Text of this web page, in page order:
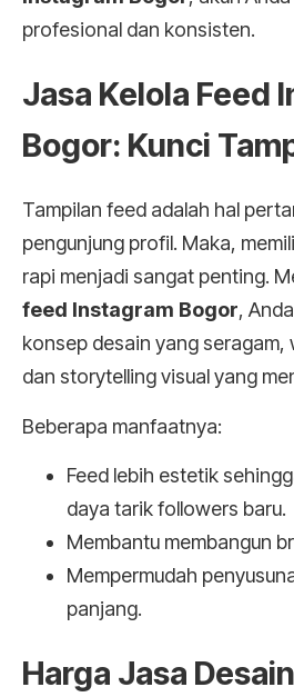
profesional dan konsisten.
Jasa Kelola Feed
Bogor: Kunci
Tampilan feed adalah hal
pengunjung profil. Maka,
rapi menjadi sangat penting.
feed Instagram Bogor,
konsep desain yang seragam,
dan storytelling visual yang
Beberapa manfaatnya:
Feed lebih estetik
daya tarik followers baru.
Membantu membangun
Mempermudah
panjang.
Harga Jasa